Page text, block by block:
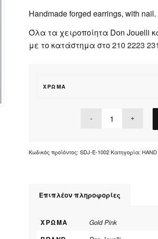
Handmade forged earrings, with nail.
Όλα τα χειροποίητα Don Jouelli
με το κατάστημα στο210 2223 231
ΧΡΏΜΑ
Κωδικός προϊόντος:SDJ-E-1002 Κατηγορία:
Επιπλέον πληροφορίες
ΧΡΏΜΑ
Gold Pink